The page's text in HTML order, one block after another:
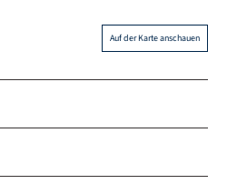
Auf der Karte anschauen